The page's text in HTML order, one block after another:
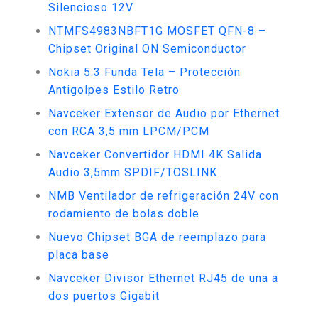
Silencioso 12V
NTMFS4983NBFT1G MOSFET QFN-8 –
Chipset Original ON Semiconductor
Nokia 5.3 Funda Tela – Protección
Antigolpes Estilo Retro
Navceker Extensor de Audio por Ethernet
con RCA 3,5 mm LPCM/PCM
Navceker Convertidor HDMI 4K Salida
Audio 3,5mm SPDIF/TOSLINK
NMB Ventilador de refrigeración 24V con
rodamiento de bolas doble
Nuevo Chipset BGA de reemplazo para
placa base
Navceker Divisor Ethernet RJ45 de una a
dos puertos Gigabit